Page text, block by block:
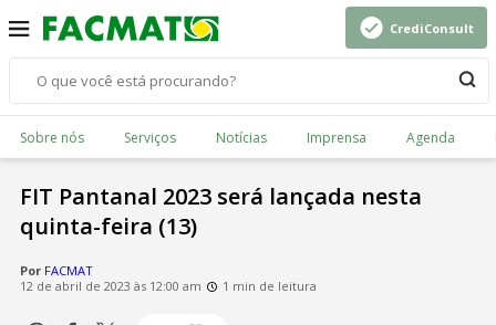
CrediConsult
Sobre nós Serviços Notícias Imprensa Agenda
FIT Pantanal 2023 será lançada nesta
quinta-feira (13)
Por FACMAT
12 de abril de 2023 às 12:00 am
1 min de leitura